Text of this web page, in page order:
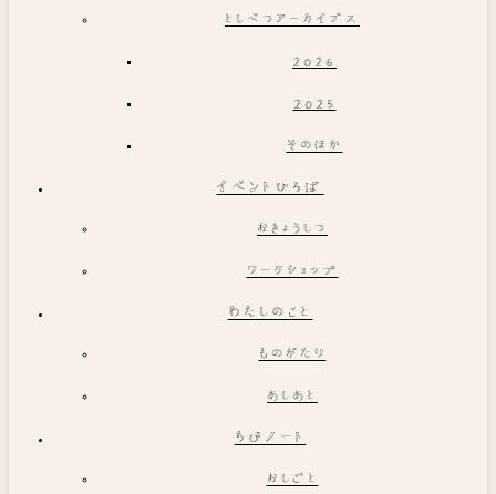
としべつアーカイブス
2026
2025
そのほか
イベントひろば
おきょうしつ
ワークショップ
わたしのこと
ものがたり
あしあと
ちびノート
おしごと